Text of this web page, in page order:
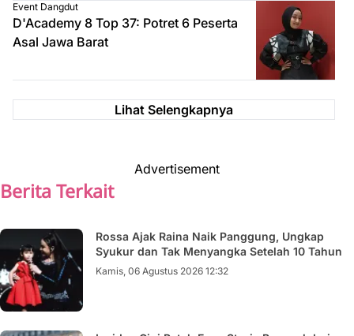
Event Dangdut
D'Academy 8 Top 37: Potret 6 Peserta
Asal Jawa Barat
Lihat Selengkapnya
Advertisement
Berita Terkait
Rossa Ajak Raina Naik Panggung, Ungkap
Syukur dan Tak Menyangka Setelah 10 Tahun
Kamis, 06 Agustus 2026 12:32